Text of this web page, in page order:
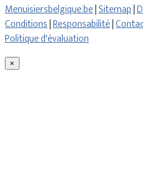
Menuisiersbelgique.be|Sitemap|
Conditions|Responsabilité|
Politique d'évaluation
×